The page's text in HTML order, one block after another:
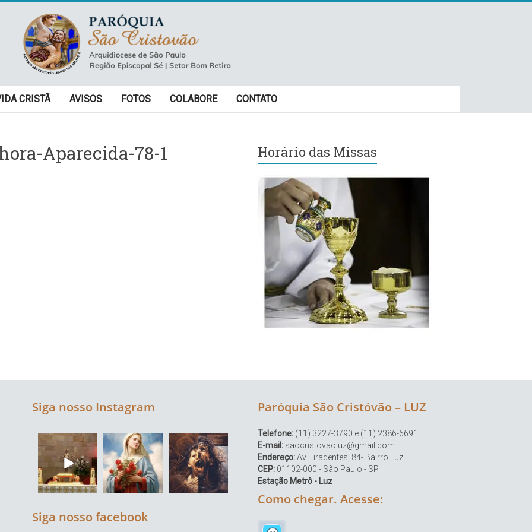
CRISTÃ AVISOS FOTOS COLABORE CONTATO
Aparecida-78-1 Horário das Missas
Siga nosso Instagram
Siga nosso facebook
Paróquia São Cristóvão – LUZ
Telefone: (11) 3227-3790 e (11) 2386-6691
E-mail: saocristovaoluz@gmail.com
Endereço:Av Tiradentes, 84- Bairro Luz
CEP: 01102-000 - São Paulo - SP
Estação Metrô - Luz
Como chegar. Acesse: